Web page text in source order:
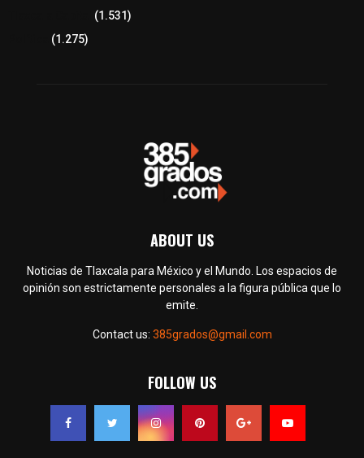
(1.531)
(1.275)
ABOUT US
Noticias de Tlaxcala para México y el Mundo. Los espacios de
opinión son estrictamente personales a la figura pública que lo
emite.
Contact us: 385grados@gmail.com
FOLLOW US